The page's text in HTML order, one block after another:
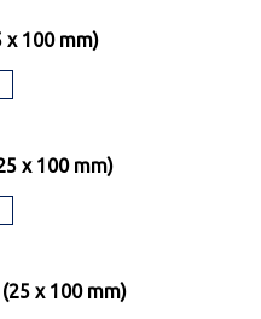
x 100 mm)
x 100 mm)
x 100 mm)